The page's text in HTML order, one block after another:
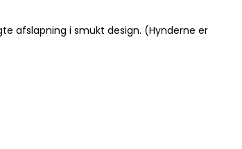
afslapning i smukt design. (Hynderne er